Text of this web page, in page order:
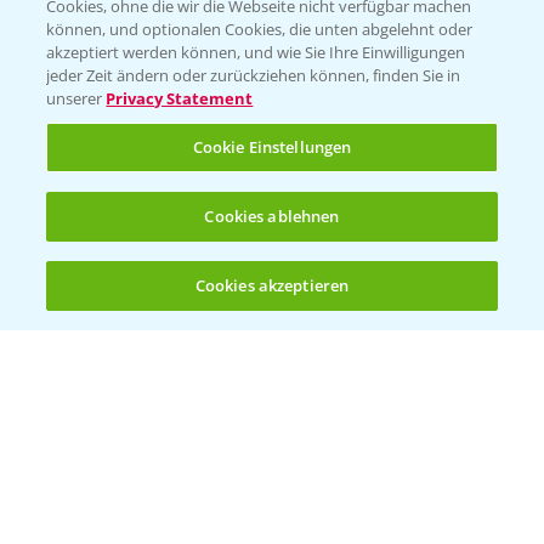
(noch 4)
KONTAKT
Hilfe in Notfällen
T.+49 (0)214/30-20220
Folgen Sie uns
Cookies, ohne die wir die Webseite nicht verfügbar machen
können, und optionalen Cookies, die unten abgelehnt oder
akzeptiert werden können, und wie Sie Ihre Einwilligungen
jeder Zeit ändern oder zurückziehen können, finden Sie in
unserer Privacy Statement
Cookie Einstellungen
Cookies ablehnen
Cookies akzeptieren